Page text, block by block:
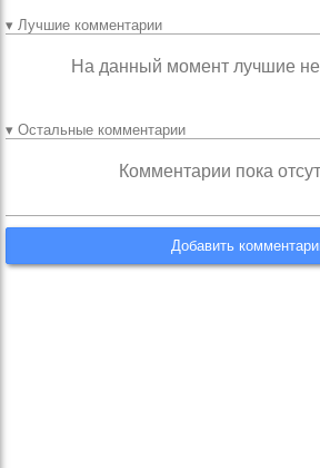
▾ Лучшие комментарии
На данный момент лучшие
▾ Остальные комментарии
Комментарии пока
Добавить